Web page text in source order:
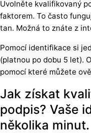
Uvolněte kvalifikovaný
faktorem. To často
tan. Možná to znáte z
Pomocí identifikace si
(platnou po dobu 5 let).
pomocí které můžete
Jak získat
podpis? Vaše
několika minut.